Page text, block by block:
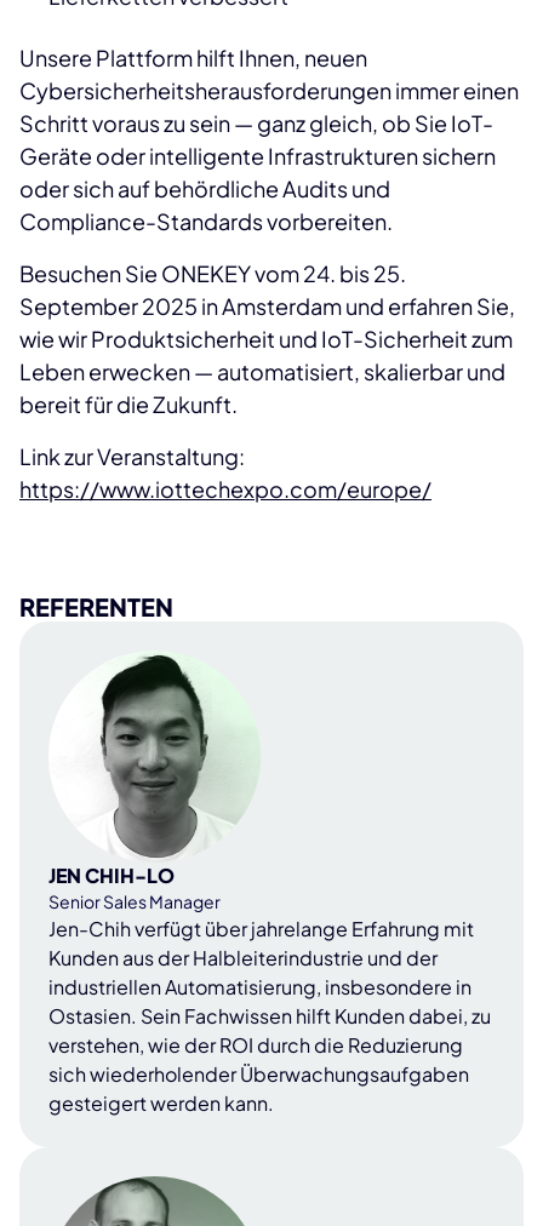
Unsere Plattform hilft Ihnen, neuen
Cybersicherheitsherausforderungen immer einen
Schritt voraus zu sein — ganz gleich, ob Sie IoT-
Geräte oder intelligente Infrastrukturen sichern
oder sich auf behördliche Audits und
Compliance-Standards vorbereiten.
Besuchen Sie ONEKEY vom 24. bis 25.
September 2025 in Amsterdam und erfahren Sie,
wie wir Produktsicherheit und IoT-Sicherheit zum
Leben erwecken — automatisiert, skalierbar und
bereit für die Zukunft.
Link zur Veranstaltung:
https://www.iottechexpo.com/europe/
REFERENTEN
JEN CHIH-LO
Senior Sales Manager
Jen-Chih verfügt über jahrelange Erfahrung mit
Kunden aus der Halbleiterindustrie und der
industriellen Automatisierung, insbesondere in
Ostasien. Sein Fachwissen hilft Kunden dabei, zu
verstehen, wie der ROI durch die Reduzierung
sich wiederholender Überwachungsaufgaben
gesteigert werden kann.